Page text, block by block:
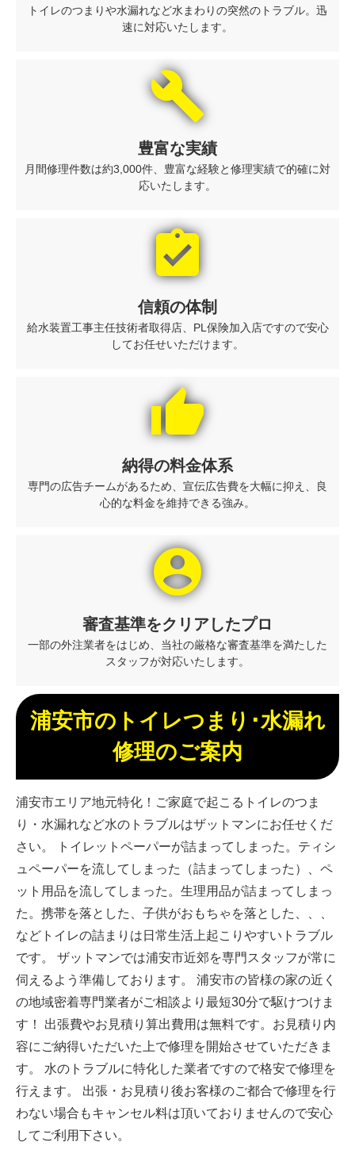
トイレのつまりや水漏れなど水まわりの突然のトラブル。迅
速に対応いたします。
build
豊富な実績
月間修理件数は約3,000件、豊富な経験と修理実績で的確に対
応いたします。
assignment_turned_in
信頼の体制
給水装置工事主任技術者取得店、PL保険加入店ですので安心
してお任せいただけます。
thumb_up
納得の料金体系
専門の広告チームがあるため、宣伝広告費を大幅に抑え、良
心的な料金を維持できる強み。
account_circle
審査基準をクリアしたプロ
一部の外注業者をはじめ、当社の厳格な審査基準を満たした
スタッフが対応いたします。
浦安市のトイレつまり･水漏れ
修理のご案内
浦安市エリア地元特化！ご家庭で起こるトイレのつま
り・水漏れなど水のトラブルはザットマンにお任せくだ
さい。 トイレットペーパーが詰まってしまった。ティシ
ュペーパーを流してしまった（詰まってしまった）、ペ
ット用品を流してしまった。生理用品が詰まってしまっ
た。携帯を落とした、子供がおもちゃを落とした、、、
などトイレの詰まりは日常生活上起こりやすいトラブル
です。 ザットマンでは浦安市近郊を専門スタッフが常に
伺えるよう準備しております。 浦安市の皆様の家の近く
の地域密着専門業者がご相談より最短30分で駆けつけま
す！ 出張費やお見積り算出費用は無料です。お見積り内
容にご納得いただいた上で修理を開始させていただきま
す。 水のトラブルに特化した業者ですので格安で修理を
行えます。 出張・お見積り後お客様のご都合で修理を行
わない場合もキャンセル料は頂いておりませんので安心
してご利用下さい。